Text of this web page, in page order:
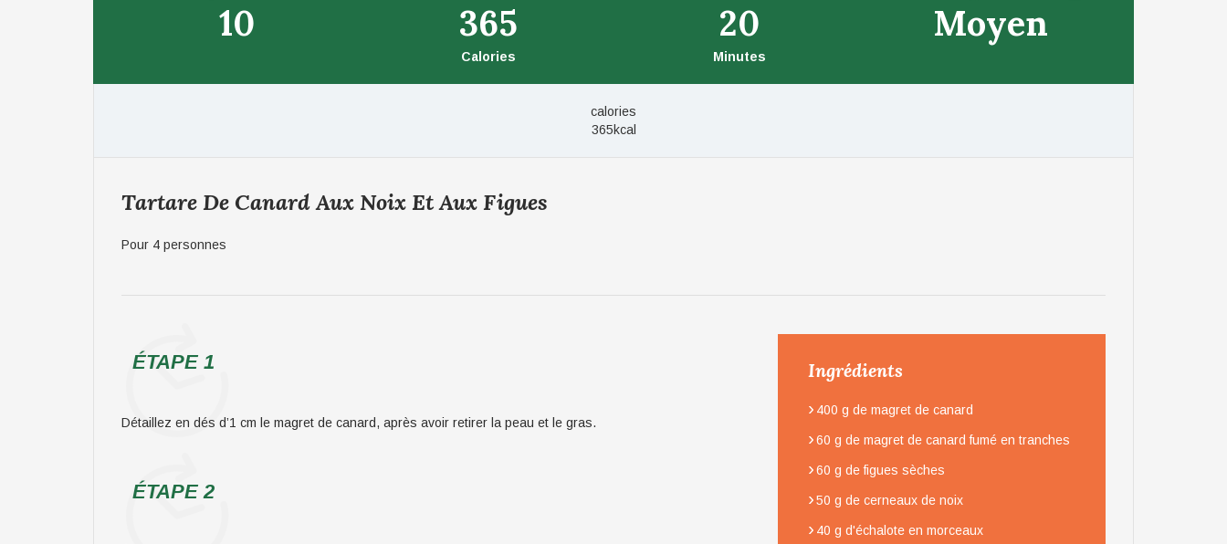
10 365
Calories
20
Minutes
Moyen
calories
365kcal
Tartare De Canard Aux Noix Et Aux Figues
Pour 4 personnes
ÉTAPE 1
Détaillez en dés d’1 cm le magret de canard, après avoir retirer la peau et le gras.
ÉTAPE 2
Ingrédients
› 400 g de magret de canard
›60 g de magret de canard fumé en tranches
›60 g de figues sèches
›50 g de cerneaux de noix
› 40 g d'échalote en morceaux